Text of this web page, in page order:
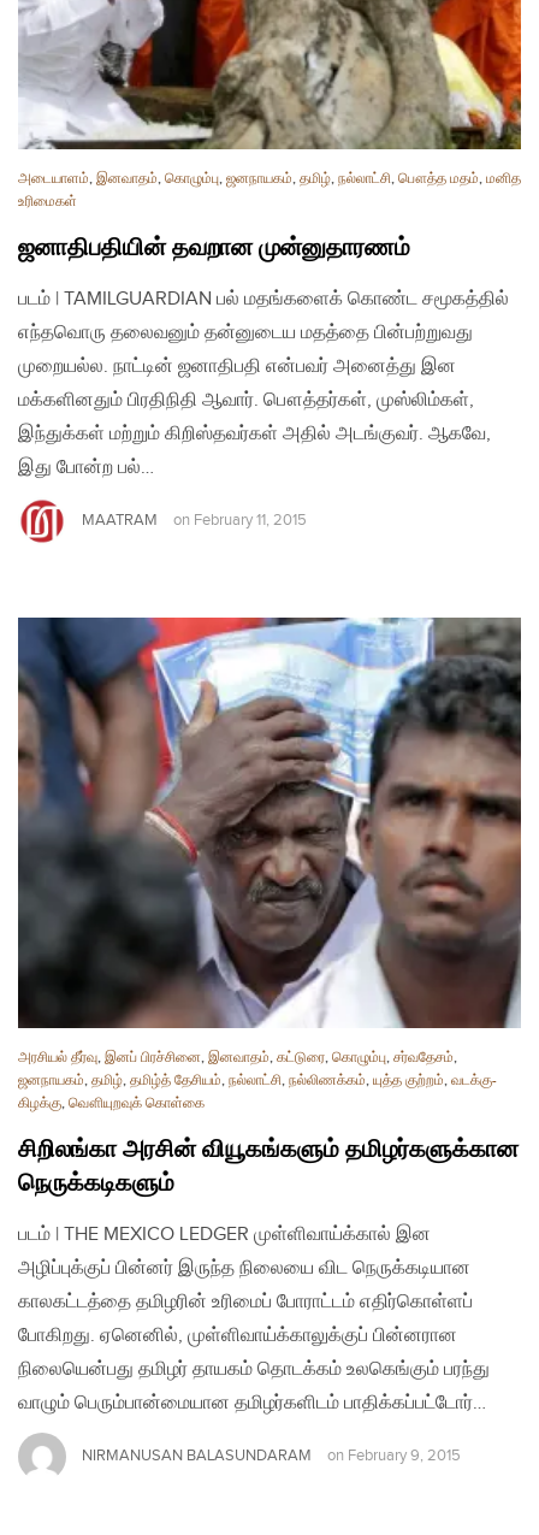
அடையாளம், இனவாதம், கொழும்பு, ஜனநாயகம், தமிழ், நல்லாட்சி, பௌத்த மதம், மனித
உரிமைகள்
ஜனாதிபதியின் தவறான முன்னுதாரணம்
படம் | TAMILGUARDIAN பல் மதங்களைக் கொண்ட சமூகத்தில்
எந்தவொரு தலைவனும் தன்னுடைய மதத்தை பின்பற்றுவது
முறையல்ல. நாட்டின் ஜனாதிபதி என்பவர் அனைத்து இன
மக்களினதும் பிரதிநிதி ஆவார். பௌத்தர்கள், முஸ்லிம்கள்,
இந்துக்கள் மற்றும் கிறிஸ்தவர்கள் அதில் அடங்குவர். ஆகவே,
இது போன்ற பல்…
MAATRAM on February 11, 2015
அரசியல் தீர்வு, இனப் பிரச்சினை, இனவாதம், கட்டுரை, கொழும்பு, சர்வதேசம்,
ஜனநாயகம், தமிழ், தமிழ்த் தேசியம், நல்லாட்சி, நல்லிணக்கம், யுத்த குற்றம், வடக்கு-
கிழக்கு, வௌியுறவுக் கொள்கை
சிறிலங்கா அரசின் வியூகங்களும் தமிழர்களுக்கான
நெருக்கடிகளும்
படம் | THE MEXICO LEDGER முள்ளிவாய்க்கால் இன
அழிப்புக்குப் பின்னர் இருந்த நிலையை விட நெருக்கடியான
காலகட்டத்தை தமிழரின் உரிமைப் போராட்டம் எதிர்கொள்ளப்
போகிறது. ஏனெனில், முள்ளிவாய்க்காலுக்குப் பின்னரான
நிலையென்பது தமிழர் தாயகம் தொடக்கம் உலகெங்கும் பரந்து
வாழும் பெரும்பான்மையான தமிழர்களிடம் பாதிக்கப்பட்டோர்…
NIRMANUSAN BALASUNDARAM on February 9, 2015